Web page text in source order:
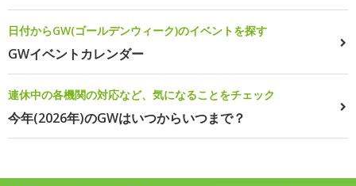
日付からGW(ゴールデンウィーク)のイベントを探す
GWイベントカレンダー
連休中の各機関の対応など、気になることをチェック
今年(2026年)のGWはいつからいつまで？